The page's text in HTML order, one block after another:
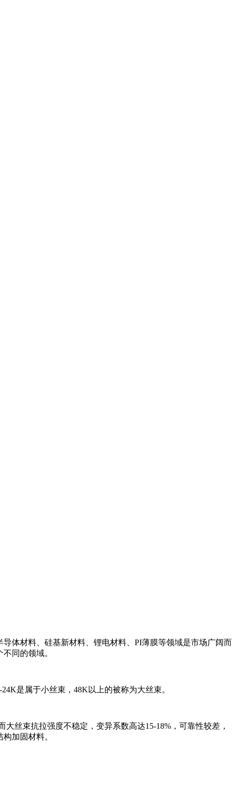
体材料、硅基新材料、锂电材料、PI薄膜等领域是市场广阔而
同的领域。
是属于小丝束，48K以上的被称为大丝束。
丝束抗拉强度不稳定，变异系数高达15-18%，可靠性较差，
加固材料。